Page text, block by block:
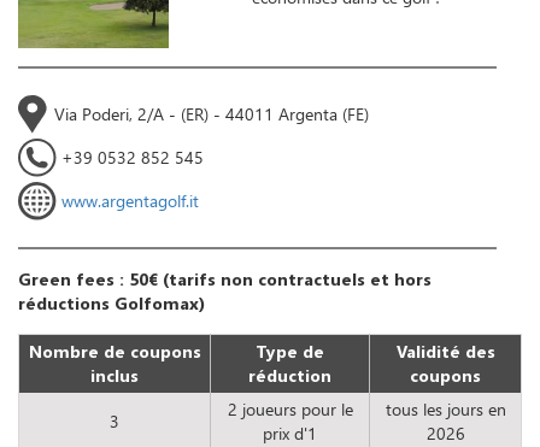
Via Poderi, 2/A - (ER) - 44011 Argenta (FE)
+39 0532 852 545
www.argentagolf.it
Green fees : 50€ (tarifs non contractuels et hors
réductions Golfomax)
Nombre de coupons
inclus
Type de
réduction
Validité des
coupons
3
2 joueurs pour le
prix d'1
tous les jours en
2026